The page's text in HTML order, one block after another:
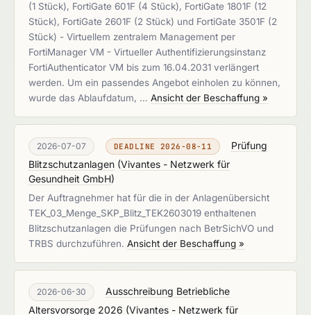
(1 Stück), FortiGate 601F (4 Stück), FortiGate 1801F (12
Stück), FortiGate 2601F (2 Stück) und FortiGate 3501F (2
Stück) - Virtuellem zentralem Management per
FortiManager VM - Virtueller Authentifizierungsinstanz
FortiAuthenticator VM bis zum 16.04.2031 verlängert
werden. Um ein passendes Angebot einholen zu können,
wurde das Ablaufdatum, … Ansicht der Beschaffung »
2026-07-07 DEADLINE 2026-08-11
Prüfung
Blitzschutzanlagen (Vivantes - Netzwerk für
Gesundheit GmbH)
Der Auftragnehmer hat für die in der Anlagenübersicht
TEK_03_Menge_SKP_Blitz_TEK2603019 enthaltenen
Blitzschutzanlagen die Prüfungen nach BetrSichVO und
TRBS durchzuführen. Ansicht der Beschaffung »
2026-06-30
Ausschreibung Betriebliche
Altersvorsorge 2026 (Vivantes - Netzwerk für